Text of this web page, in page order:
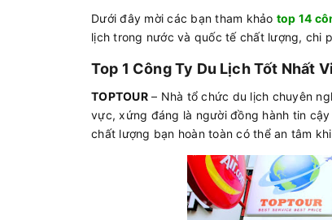
Dưới đây mời các bạn tham khảo top 14
lịch trong nước và quốc tế chất lượng, chi
Top 1 Công Ty Du Lịch Tốt Nhất
TOPTOUR– Nhà tổ chức du lịch chuyên
vực, xứng đáng là người đồng hành tin
chất lượng bạn hoàn toàn có thể an tâm